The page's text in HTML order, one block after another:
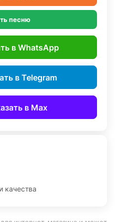
песню
в WhatsApp
в Telegram
в Max
качества